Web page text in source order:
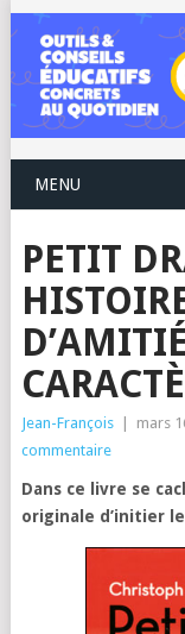
MENU
PETIT
Jean-François mars
commentaire
Dans ce livre se
originale d’initier